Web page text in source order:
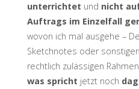
unterrichtet und nicht
Auftrags im Einzelfall
wovon ich mal ausgehe –
Sketchnotes oder
rechtlich zulässigen
was spricht jetzt noch